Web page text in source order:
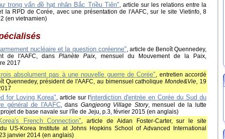
trong vấn đề hạt nhân Bắc Triều Tiên", article sur les relations entre la
la RPD de Corée, avec une présentation de l'AAFC, sur le site Vietinfo, 8
(en vietnamien)
nucléaire et la question coréenne", article de Benoît Quennedey,
de l'AAFC, dansPlanète Paix, mensuel du Mouvement de la Paix,
2017
absolument pas à une nouvelle guerre de Corée", entretien accordé
Quennedey, président de l'AAFC, au bimensuel catholiqueMonde&Vie, 19
for Loving Korea", article sur l'interdiction d'entrée en Corée du Sud du
général de l'AAFC, dans Gangjeong Village Story, mensuel de la lutte
de base navale sur l'île de Jeju, p.3, février 2015 (en anglais)
French Connection", article de Aidan Foster-Carter, sur le site
du US-Korea Institute at Johns Hopkins School of Advanced International
janvier 2014 (en anglais)